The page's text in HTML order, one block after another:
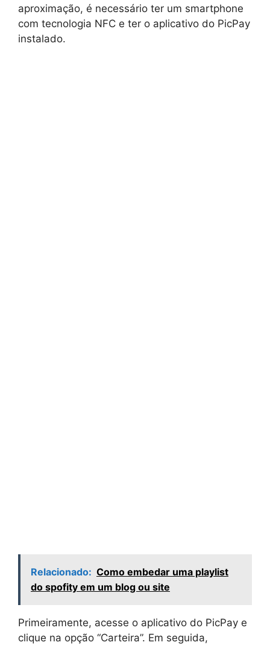
aproximação, é necessário ter um smartphone
com tecnologia NFC e ter o aplicativo do PicPay
instalado.
Relacionado: Como embedar uma playlist
do spofity em um blog ou site
Primeiramente, acesse o aplicativo do PicPay e
clique na opção “Carteira”. Em seguida,